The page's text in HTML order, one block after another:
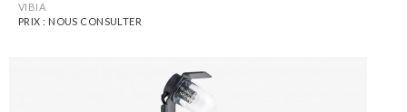
VIBIA
PRIX : NOUS CONSULTER